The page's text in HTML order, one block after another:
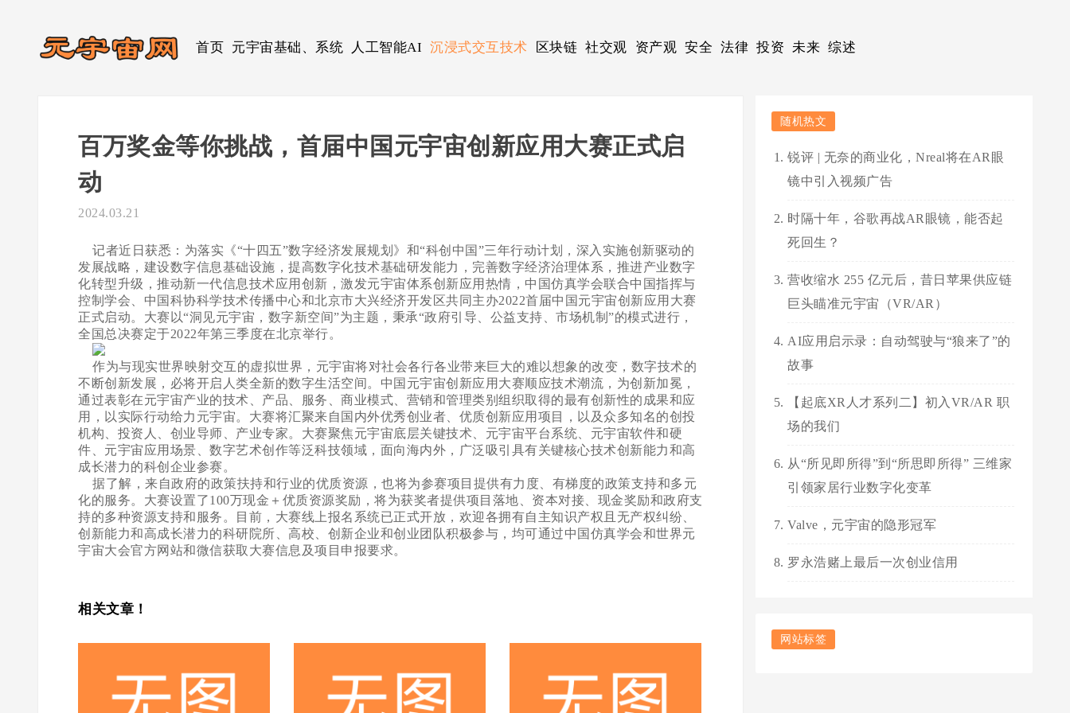
首页 元宇宙基础、系统 人工智能AI 沉浸式交互技术 区块链 社交观 资产观 安全 法律 投资 未来 综述
百万奖金等你挑战，首届中国元宇宙创新应用大赛正式启
动
2024.03.21
记者近日获悉：为落实《“十四五”数字经济发展规划》和“科创中国”三年行动计划，深入实施创新驱动的
发展战略，建设数字信息基础设施，提高数字化技术基础研发能力，完善数字经济治理体系，推进产业数字
化转型升级，推动新一代信息技术应用创新，激发元宇宙体系创新应用热情，中国仿真学会联合中国指挥与
控制学会、中国科协科学技术传播中心和北京市大兴经济开发区共同主办2022首届中国元宇宙创新应用大赛
正式启动。大赛以“洞见元宇宙，数字新空间”为主题，秉承“政府引导、公益支持、市场机制”的模式进行，
全国总决赛定于2022年第三季度在北京举行。
作为与现实世界映射交互的虚拟世界，元宇宙将对社会各行各业带来巨大的难以想象的改变，数字技术的
不断创新发展，必将开启人类全新的数字生活空间。中国元宇宙创新应用大赛顺应技术潮流，为创新加冕，
通过表彰在元宇宙产业的技术、产品、服务、商业模式、营销和管理类别组织取得的最有创新性的成果和应
用，以实际行动给力元宇宙。大赛将汇聚来自国内外优秀创业者、优质创新应用项目，以及众多知名的创投
机构、投资人、创业导师、产业专家。大赛聚焦元宇宙底层关键技术、元宇宙平台系统、元宇宙软件和硬
件、元宇宙应用场景、数字艺术创作等泛科技领域，面向海内外，广泛吸引具有关键核心技术创新能力和高
成长潜力的科创企业参赛。
据了解，来自政府的政策扶持和行业的优质资源，也将为参赛项目提供有力度、有梯度的政策支持和多元
化的服务。大赛设置了100万现金＋优质资源奖励，将为获奖者提供项目落地、资本对接、现金奖励和政府支
持的多种资源支持和服务。目前，大赛线上报名系统已正式开放，欢迎各拥有自主知识产权且无产权纠纷、
创新能力和高成长潜力的科研院所、高校、创新企业和创业团队积极参与，均可通过中国仿真学会和世界元
宇宙大会官方网站和微信获取大赛信息及项目申报要求。
相关文章！
随机热文
锐评 | 无奈的商业化，Nreal将在AR眼
镜中引入视频广告
时隔十年，谷歌再战AR眼镜，能否起
死回生？
营收缩水 255 亿元后，昔日苹果供应链
巨头瞄准元宇宙（VR/AR）
AI应用启示录：自动驾驶与“狼来了”的
故事
【起底XR人才系列二】初入VR/AR 职
场的我们
从“所见即所得”到“所思即所得” 三维家
引领家居行业数字化变革
Valve，元宇宙的隐形冠军
罗永浩赌上最后一次创业信用
网站标签